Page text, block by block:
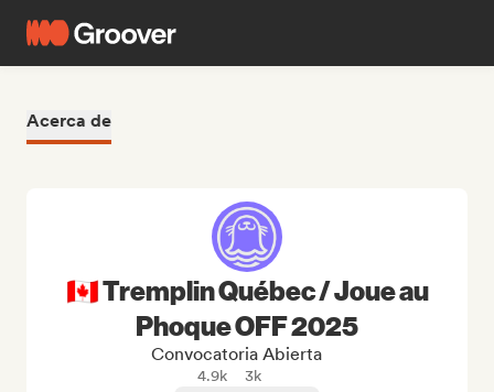
Acerca de
🇨🇦 Tremplin Québec / Joue au
Phoque OFF 2025
Convocatoria Abierta
4.9k
3k